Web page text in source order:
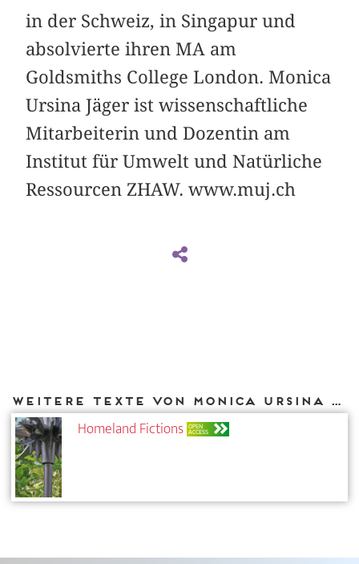
in der Schweiz, in Singapur und
absolvierte ihren MA am
Goldsmiths College London. Monica
Ursina Jäger ist wissenschaftliche
Mitarbeiterin und Dozentin am
Institut für Umwelt und Natürliche
Ressourcen ZHAW. www.muj.ch
Weitere Texte von Monica Ursina Jäger bei DIAPHANES
Homeland Fictions OPEN
ACCESS